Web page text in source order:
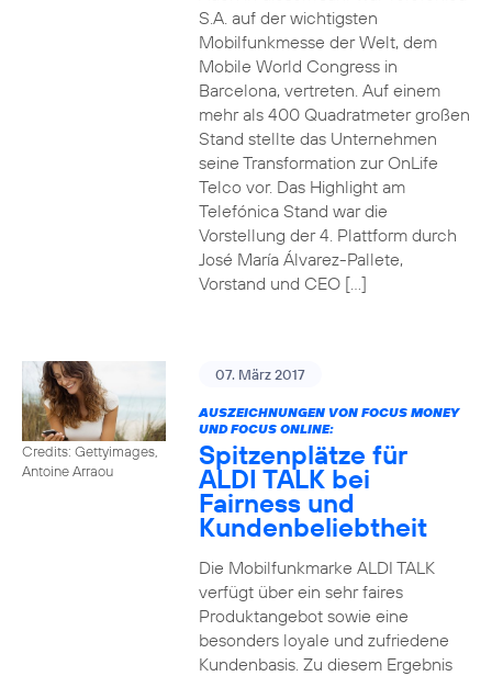
S.A. auf der wichtigsten
Mobilfunkmesse der Welt, dem
Mobile World Congress in
Barcelona, vertreten. Auf einem
mehr als 400 Quadratmeter großen
Stand stellte das Unternehmen
seine Transformation zur OnLife
Telco vor. Das Highlight am
Telefónica Stand war die
Vorstellung der 4. Plattform durch
José María Álvarez-Pallete,
Vorstand und CEO […]
Credits: Gettyimages,
Antoine Arraou
07. März 2017
AUSZEICHNUNGEN VON FOCUS MONEY
UND FOCUS ONLINE:
Spitzenplätze für
ALDI TALK bei
Fairness und
Kundenbeliebtheit
Die Mobilfunkmarke ALDI TALK
verfügt über ein sehr faires
Produktangebot sowie eine
besonders loyale und zufriedene
Kundenbasis. Zu diesem Ergebnis